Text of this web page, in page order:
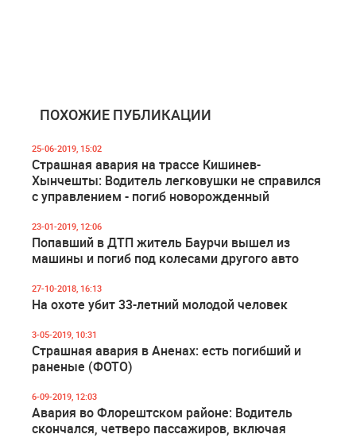
ПОХОЖИЕ ПУБЛИКАЦИИ
25-06-2019, 15:02
Страшная авария на трассе Кишинев-
Хынчешты: Водитель легковушки не справился
с управлением - погиб новорожденный
23-01-2019, 12:06
Попавший в ДТП житель Баурчи вышел из
машины и погиб под колесами другого авто
27-10-2018, 16:13
На охоте убит 33-летний молодой человек
3-05-2019, 10:31
Страшная авария в Аненах: есть погибший и
раненые (ФОТО)
6-09-2019, 12:03
Авария во Флорештском районе: Водитель
скончался, четверо пассажиров, включая